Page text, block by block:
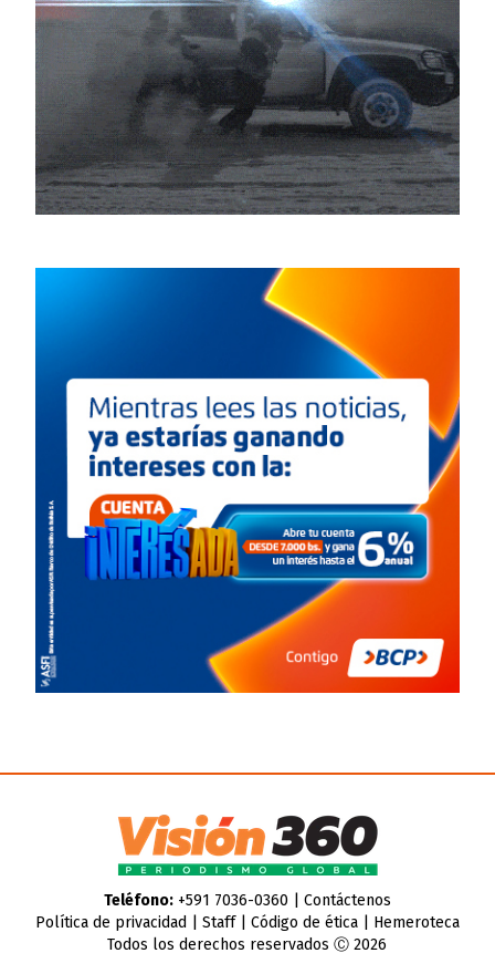
Teléfono:+591 7036-0360 | Contáctenos
Política de privacidad
Staff| Código de ética| Hemeroteca
Todos los derechos reservados Ⓒ 2026